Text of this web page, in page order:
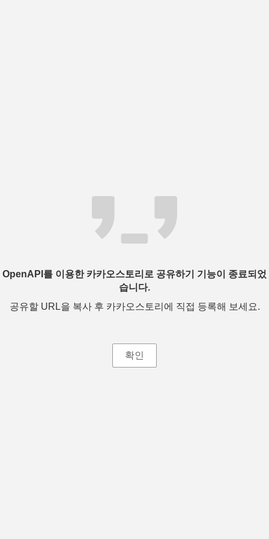
OpenAPI를 이용한 카카오스토리로 공유하기 기능이 종료되었
습니다.
공유할 URL을 복사 후 카카오스토리에 직접 등록해 보세요.
확인